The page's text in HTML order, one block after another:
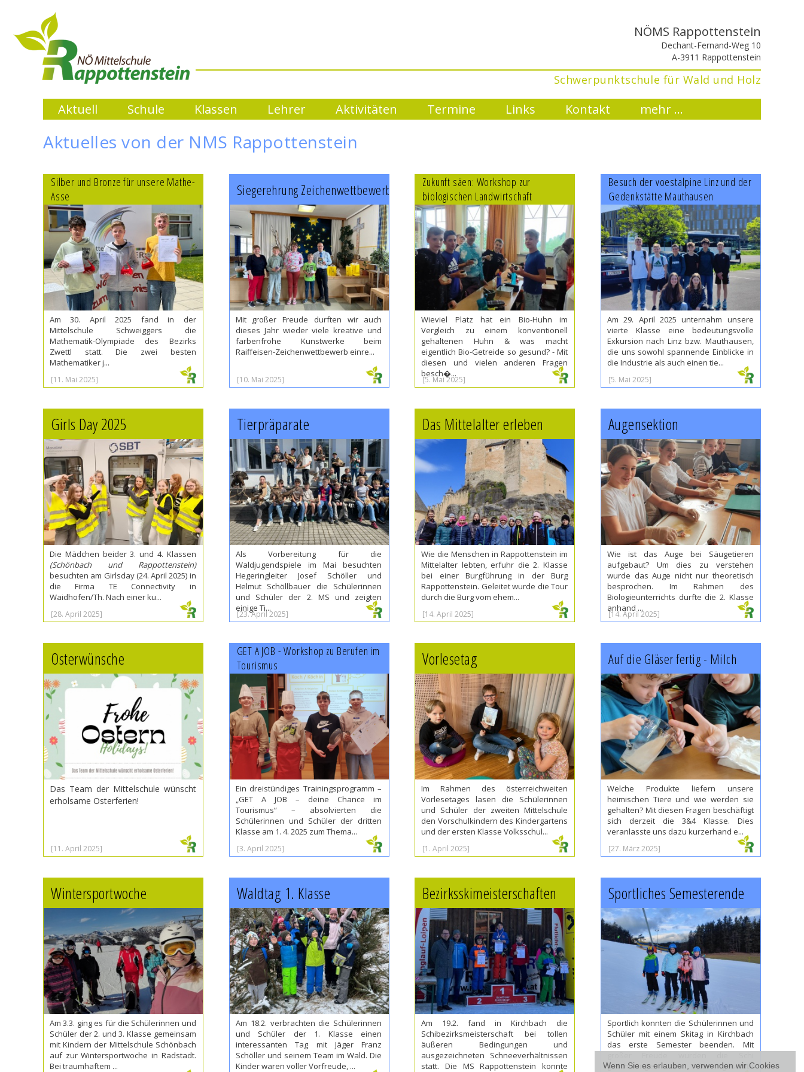
Wenn Sie es erlauben, verwenden wir Cookies
NÖMS Rappottenstein
Dechant-Fernand-Weg 10
A-3911 Rappottenstein
Schwerpunktschule für Wald und Holz
Aktuell Schule Klassen Lehrer Aktivitäten Termine Links Kontakt mehr ...
Aktuelles von der NMS Rappottenstein
Silber und Bronze für unsere Mathe-
Asse
Am 30. April 2025 fand in der
Mittelschule Schweiggers die
Mathematik-Olympiade des Bezirks
Zwettl statt. Die zwei besten
Mathematiker j...
[11. Mai 2025]
Siegerehrung Zeichenwettbewerb
Mit großer Freude durften wir auch
dieses Jahr wieder viele kreative und
farbenfrohe Kunstwerke beim
Raiffeisen-Zeichenwettbewerb einre...
[10. Mai 2025]
Zukunft säen: Workshop zur
biologischen Landwirtschaft
Wieviel Platz hat ein Bio-Huhn im
Vergleich zu einem konventionell
gehaltenen Huhn & was macht
eigentlich Bio-Getreide so gesund? - Mit
diesen und vielen anderen Fragen
besch�...
[5. Mai 2025]
Besuch der voestalpine Linz und der
Gedenkstätte Mauthausen
Am 29. April 2025 unternahm unsere
vierte Klasse eine bedeutungsvolle
Exkursion nach Linz bzw. Mauthausen,
die uns sowohl spannende Einblicke in
die Industrie als auch einen tie...
[5. Mai 2025]
Girls Day 2025
Die Mädchen beider 3. und 4. Klassen
(Schönbach und Rappottenstein)
besuchten am Girlsday (24. April 2025) in
die Firma TE Connectivity in
Waidhofen/Th. Nach einer ku...
[28. April 2025]
Tierpräparate
Als Vorbereitung für die
Waldjugendspiele im Mai besuchten
Hegeringleiter Josef Schöller und
Helmut Schöllbauer die Schülerinnen
und Schüler der 2. MS und zeigten
einige Ti...
[23. April 2025]
Das Mittelalter erleben
Wie die Menschen in Rappottenstein im
Mittelalter lebten, erfuhr die 2. Klasse
bei einer Burgführung in der Burg
Rappottenstein. Geleitet wurde die Tour
durch die Burg vom ehem...
[14. April 2025]
Augensektion
Wie ist das Auge bei Säugetieren
aufgebaut? Um dies zu verstehen
wurde das Auge nicht nur theoretisch
besprochen. Im Rahmen des
Biologieunterrichts durfte die 2. Klasse
anhand ...
[14. April 2025]
Osterwünsche
Das Team der Mittelschule wünscht
erholsame Osterferien!
[11. April 2025]
GET A JOB - Workshop zu Berufen im
Tourismus
Ein dreistündiges Trainingsprogramm –
„GET A JOB – deine Chance im
Tourismus“ – absolvierten die
Schülerinnen und Schüler der dritten
Klasse am 1. 4. 2025 zum Thema...
[3. April 2025]
Vorlesetag
Im Rahmen des österreichweiten
Vorlesetages lasen die Schülerinnen
und Schüler der zweiten Mittelschule
den Vorschulkindern des Kindergartens
und der ersten Klasse Volksschul...
[1. April 2025]
Auf die Gläser fertig - Milch
Welche Produkte liefern unsere
heimischen Tiere und wie werden sie
gehalten? Mit diesen Fragen beschäftigt
sich derzeit die 3&4 Klasse. Dies
veranlasste uns dazu kurzerhand e...
[27. März 2025]
Wintersportwoche
Am 3.3. ging es für die Schülerinnen und
Schüler der 2. und 3. Klasse gemeinsam
mit Kindern der Mittelschule Schönbach
auf zur Wintersportwoche in Radstadt.
Bei traumhaftem ...
Waldtag 1. Klasse
Am 18.2. verbrachten die Schülerinnen
und Schüler der 1. Klasse einen
interessanten Tag mit Jäger Franz
Schöller und seinem Team im Wald. Die
Kinder waren voller Vorfreude, ...
Bezirksskimeisterschaften
Am 19.2. fand in Kirchbach die
Schibezirksmeisterschaft bei tollen
äußeren Bedingungen und
ausgezeichneten Schneeverhältnissen
statt. Die MS Rappottenstein konnte
Sportliches Semesterende
Sportlich konnten die Schülerinnen und
Schüler mit einem Skitag in Kirchbach
das erste Semester beenden. Mit
geschwungen und der gesamte